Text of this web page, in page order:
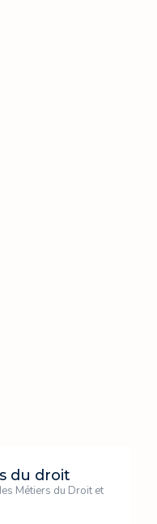
du droit
Métiers du Droit et